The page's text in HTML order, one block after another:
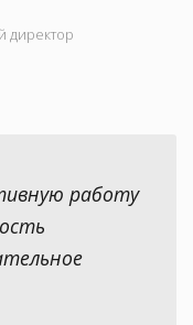
работу